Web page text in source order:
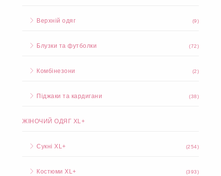
Верхній одяг (9)
Блузки та футболки (72)
Комбінезони (2)
Піджаки та кардигани (38)
ЖІНОЧИЙ ОДЯГ XL+
Сукні XL+ (254)
Костюми XL+ (393)